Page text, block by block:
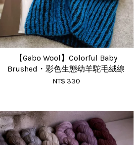
【Gabo Wool】Colorful Baby
Brushed・彩色生態幼羊駝毛絨線
NT$ 330